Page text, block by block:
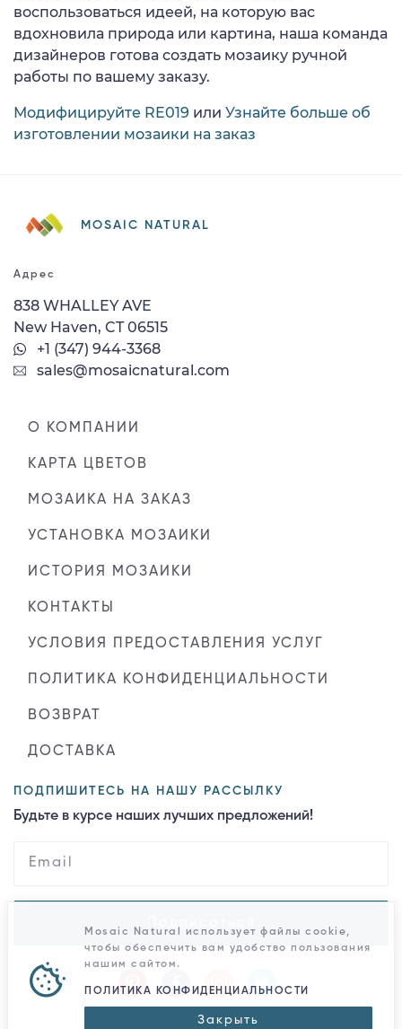
воспользоваться идеей, на которую вас
вдохновила природа или картина, наша команда
дизайнеров готова создать мозаику ручной
работы по вашему заказу.
Модифицируйте RE019 или Узнайте больше об
изготовлении мозаики на заказ
MOSAIC NATURAL
Адрес
838 WHALLEY AVE
New Haven, CT 06515
+1 (347) 944-3368
sales@mosaicnatural.com
О КОМПАНИИ
КАРТА ЦВЕТОВ
МОЗАИКА НА ЗАКАЗ
УСТАНОВКА МОЗАИКИ
ИСТОРИЯ МОЗАИКИ
КОНТАКТЫ
УСЛОВИЯ ПРЕДОСТАВЛЕНИЯ УСЛУГ
ПОЛИТИКА КОНФИДЕНЦИАЛЬНОСТИ
ВОЗВРАТ
ДОСТАВКА
ПОДПИШИТЕСЬ НА НАШУ РАССЫЛКУ
Будьте в курсе наших лучших предложений!
Mosaic Natural использует файлы cookie,
чтобы обеспечить вам удобство пользования
нашим сайтом.
ПОЛИТИКА КОНФИДЕНЦИАЛЬНОСТИ
Закрыть